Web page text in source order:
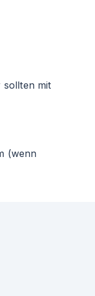
sollten mit
(wenn